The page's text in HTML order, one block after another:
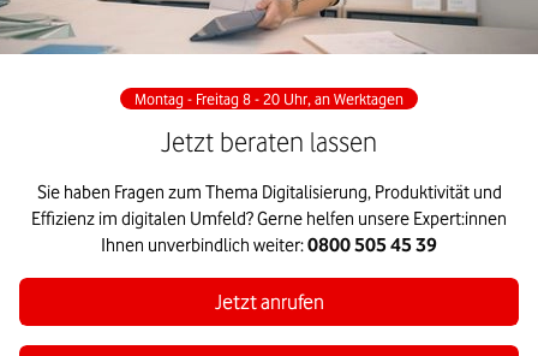
Montag - Freitag 8 - 20 Uhr, an Werktagen
Jetzt beraten lassen
Sie haben Fragen zum Thema Digitalisierung, Produktivität und
Effizienz im digitalen Umfeld? Gerne helfen unsere Expert:innen
Ihnen unverbindlich weiter:0800 505 45 39
Jetzt anrufen